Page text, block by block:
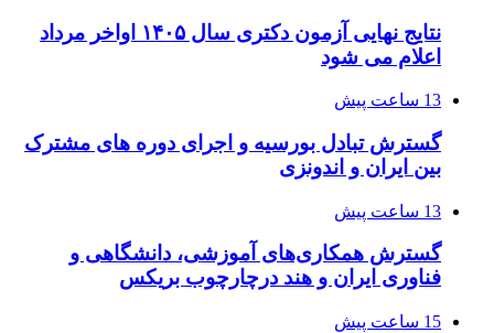
نتایج نهایی آزمون دکتری سال ۱۴۰۵ اواخر مرداد
اعلام می شود
13 ساعت پیش
گسترش تبادل بورسیه و اجرای دوره های مشترک
بین ایران و اندونزی
13 ساعت پیش
گسترش همکاری‌های آموزشی، دانشگاهی و
فناوری ایران و هند درچارچوب بریکس
15 ساعت پیش